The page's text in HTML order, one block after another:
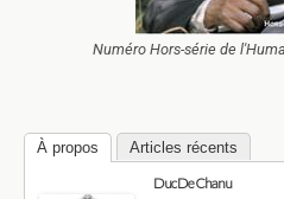
Numéro Hors-série de
À propos
Articles récents
Duc De Chanu